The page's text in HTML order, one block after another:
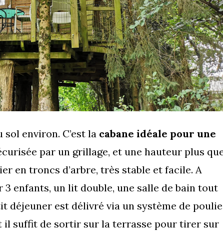
environ. C’est la cabane idéale pour une
par un grillage, et une hauteur plus
en troncs d’arbre, très stable et facile. A
enfants, un lit double, une salle de bain tout
déjeuner est délivré via un système de
il suffit de sortir sur la terrasse pour tirer sur